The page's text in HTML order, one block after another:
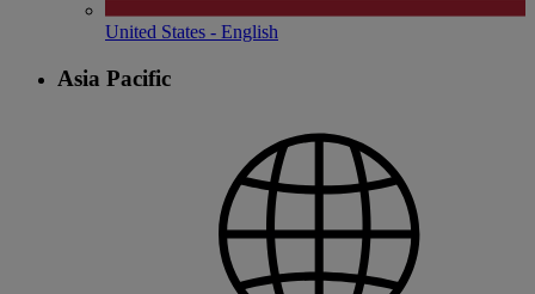
United States - English
Asia Pacific